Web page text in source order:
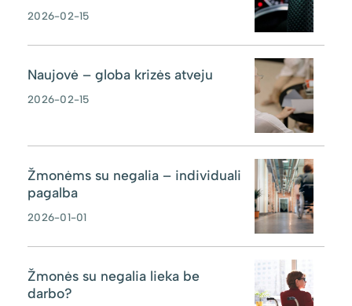
2026-02-15
Naujovė – globa krizės atveju
2026-02-15
Žmonėms su negalia – individuali
pagalba
2026-01-01
Žmonės su negalia lieka be
darbo?